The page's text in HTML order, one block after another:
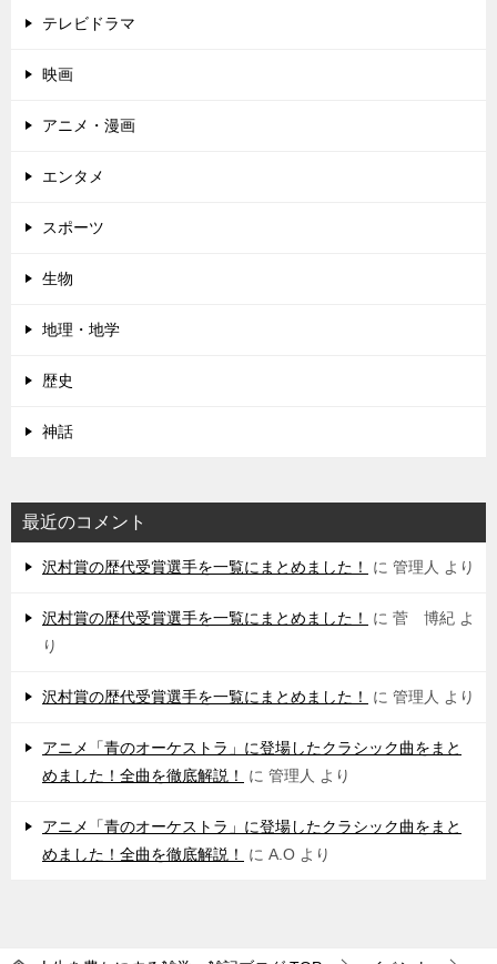
テレビドラマ
映画
アニメ・漫画
エンタメ
スポーツ
生物
地理・地学
歴史
神話
最近のコメント
沢村賞の歴代受賞選手を一覧にまとめました！ に 管理人 より
沢村賞の歴代受賞選手を一覧にまとめました！ に 菅 博紀 よ
り
沢村賞の歴代受賞選手を一覧にまとめました！ に 管理人 より
アニメ「青のオーケストラ」に登場したクラシック曲をまと
めました！全曲を徹底解説！
に 管理人 より
アニメ「青のオーケストラ」に登場したクラシック曲をまと
めました！全曲を徹底解説！
に A.O より